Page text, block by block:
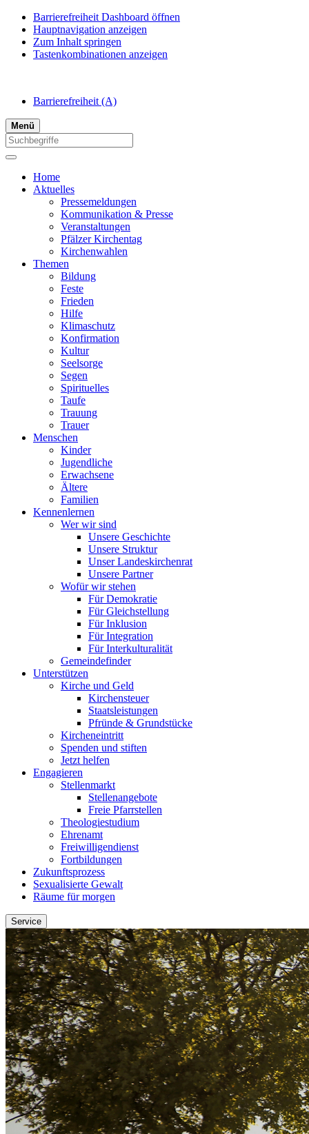
Barrierefreiheit Dashboard öffnen
Hauptnavigation anzeigen
Zum Inhalt springen
Tastenkombinationen anzeigen
Barrierefreiheit (A)
Menü
Home
Aktuelles
Pressemeldungen
Kommunikation & Presse
Veranstaltungen
Pfälzer Kirchentag
Kirchenwahlen
Themen
Bildung
Feste
Frieden
Hilfe
Klimaschutz
Konfirmation
Kultur
Seelsorge
Segen
Spirituelles
Taufe
Trauung
Trauer
Menschen
Kinder
Jugendliche
Erwachsene
Ältere
Familien
Kennenlernen
Wer wir sind
Unsere Geschichte
Unsere Struktur
Unser Landeskirchenrat
Unsere Partner
Wofür wir stehen
Für Demokratie
Für Gleichstellung
Für Inklusion
Für Integration
Für Interkulturalität
Gemeindefinder
Unterstützen
Kirche und Geld
Kirchensteuer
Staatsleistungen
Pfründe & Grundstücke
Kircheneintritt
Spenden und stiften
Jetzt helfen
Engagieren
Stellenmarkt
Stellenangebote
Freie Pfarrstellen
Theologiestudium
Ehrenamt
Freiwilligendienst
Fortbildungen
Zukunftsprozess
Sexualisierte Gewalt
Räume für morgen
Service